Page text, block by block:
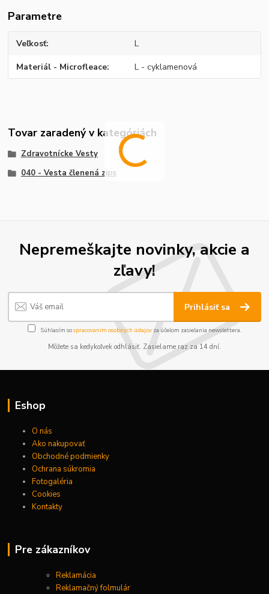
Parametre
Veľkosť L
Materiál - Microfleace L - cyklamenová
Tovar zaradený v kategóriách
Zdravotnícke Vesty
040 - Vesta členená zips
Nepremeškajte novinky, akcie a
zľavy!
Prihlásiť sa
Súhlasím sospracovaním osobných údajov za účelom zasielania newslettera.
Môžete sa kedykoľvek odhlásiť. Zasielame raz za 14 dní.
Eshop
O nás
Ako nakupovať
Obchodné podmienky
Ochrana súkromia
Fotogaléria
Cookies
Kontakty
Pre zákazníkov
Reklamácia
Reklamačný folmulár